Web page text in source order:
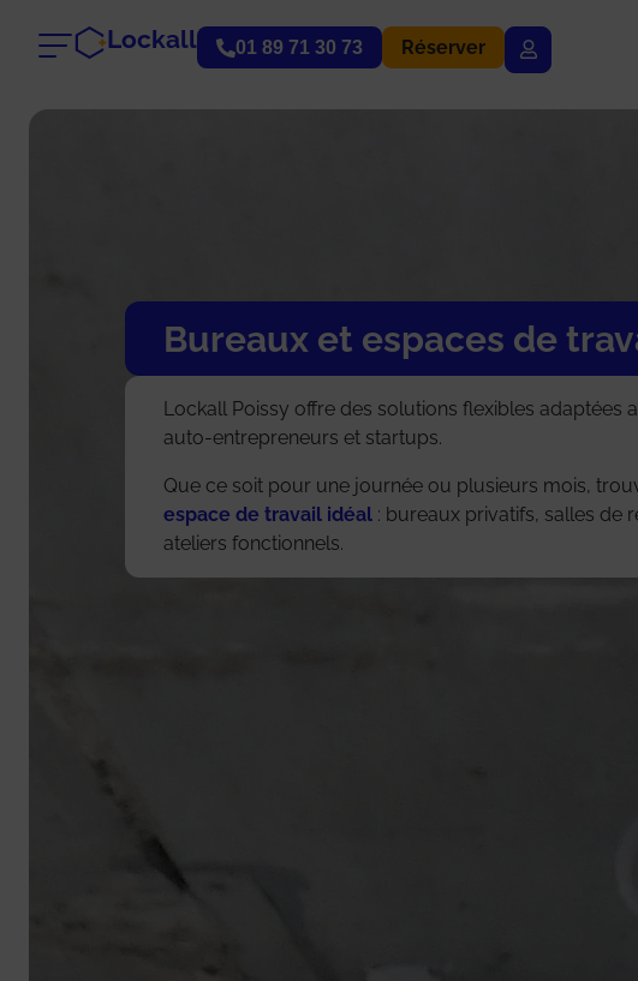
Lockall 01 89 71 30 73 Réserver
Bureaux et espaces de
Lockall Poissy offre des solutions flexibles adaptées
auto-entrepreneurs et startups.
Que ce soit pour une journée ou plusieurs mois,
espace de travail idéal : bureaux privatifs, salles de
ateliers fonctionnels.